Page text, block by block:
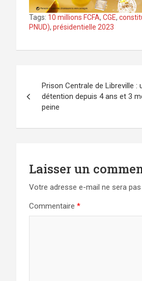
Tags: 10 millions FCFA, CGE,
PNUD), présidentielle 2023
de
l’article
Prison Centrale de Libreville :
détention depuis 4 ans et 3
peine
Laisser un
Votre adresse e-mail ne sera pas
Commentaire *